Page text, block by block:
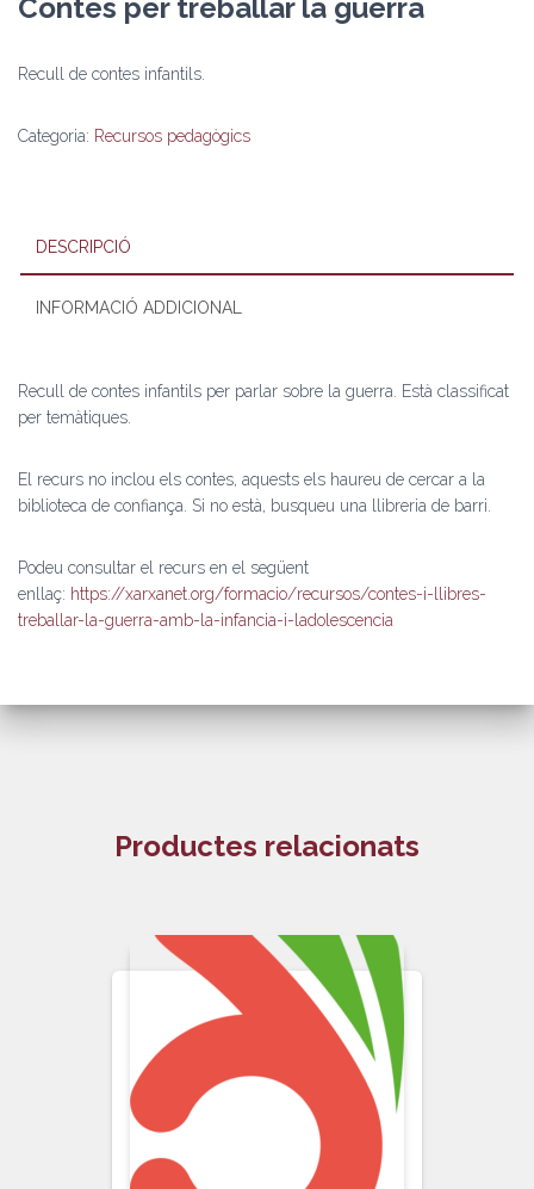
Contes per treballar la guerra
Recull de contes infantils.
Categoria: Recursos pedagògics
DESCRIPCIÓ
INFORMACIÓ ADDICIONAL
Recull de contes infantils per parlar sobre la guerra. Està classificat
per temàtiques.
El recurs no inclou els contes, aquests els haureu de cercar a la
biblioteca de confiança. Si no està, busqueu una llibreria de barri.
Podeu consultar el recurs en el següent
enllaç: https://xarxanet.org/formacio/recursos/contes-i-llibres-
treballar-la-guerra-amb-la-infancia-i-ladolescencia
Productes relacionats